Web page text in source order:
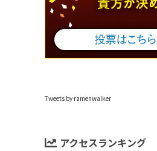
Tweets by ramenwalker
アクセスランキング